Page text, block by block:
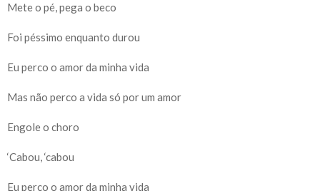
Mete o pé, pega o beco ​
Foi péssimo enquanto durou ​
Eu perco o amor da minha vida ​
Mas não perco a vida só por um amor ​
Engole o choro ​
‘Cabou, ‘cabou ​
Eu perco o amor da minha vida ​